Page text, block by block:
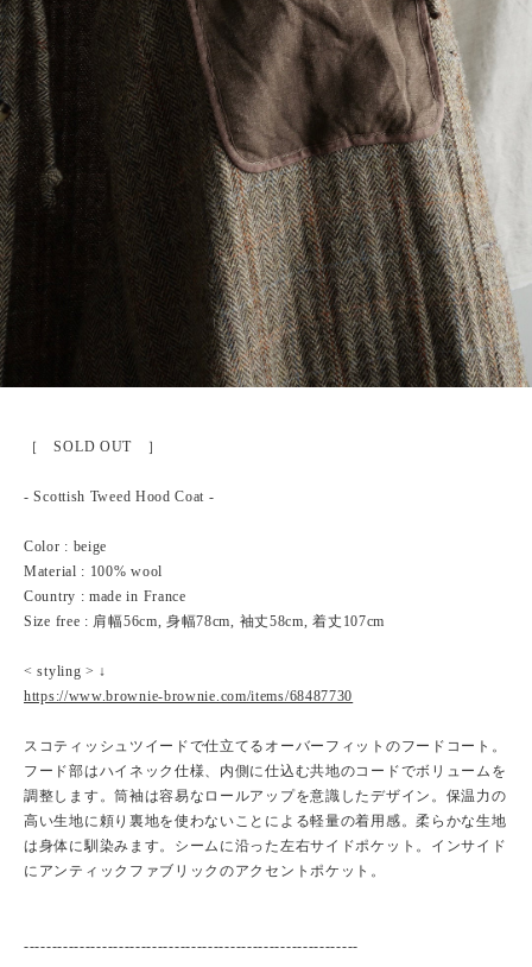
［ SOLD OUT ］
- Scottish Tweed Hood Coat -
Color : beige
Material : 100% wool
Country : made in France
Size free : 肩幅56cm, 身幅78cm, 袖丈58cm, 着丈107cm
< styling > ↓
https://www.brownie-brownie.com/items/68487730
スコティッシュツイードで仕立てるオーバーフィットのフードコート。
フード部はハイネック仕様、内側に仕込む共地のコードでボリュームを
調整します。筒袖は容易なロールアップを意識したデザイン。保温力の
高い生地に頼り裏地を使わないことによる軽量の着用感。柔らかな生地
は身体に馴染みます。シームに沿った左右サイドポケット。インサイド
にアンティックファブリックのアクセントポケット。
------------------------------------------------------------